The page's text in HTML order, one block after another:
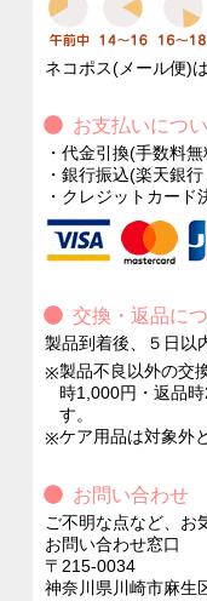
ネコポス(メール便)
お支払いにつ
・ 代金引換(手数料無
・ 銀行振込(楽天銀
・ クレジットカード
交換・返品に
製品到着後、５日以
※製品不良以外の交
時1,000円・返品
す。
※ケア用品は対象外
お問い合わせ
ご不明な点など、お
お問い合わせ窓口
〒215-0034
神奈川県川崎市麻生